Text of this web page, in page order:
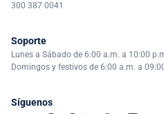
300 387 0041
Soporte
Lunes a Sábado de 6:00 a.m. a 10:00
Domingos y festivos de 6:00 a.m. a
Síguenos